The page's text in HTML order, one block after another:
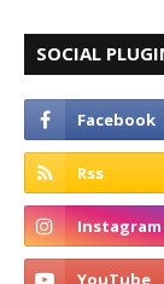
SOCIAL